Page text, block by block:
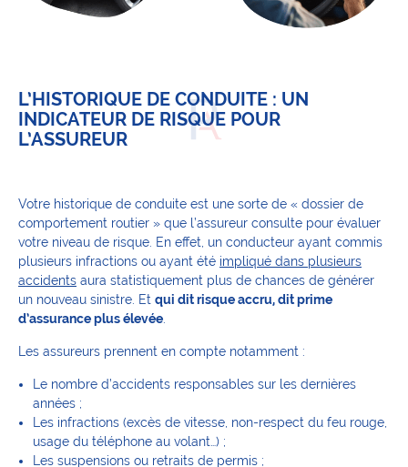
L’HISTORIQUE DE CONDUITE : UN
INDICATEUR DE RISQUE POUR
L’ASSUREUR
Votre historique de conduite est une sorte de « dossier de
comportement routier » que l’assureur consulte pour évaluer
votre niveau de risque. En effet, un conducteur ayant commis
plusieurs infractions ou ayant été impliqué dans plusieurs
accidents aura statistiquement plus de chances de générer
un nouveau sinistre. Et qui dit risque accru, dit prime
d’assurance plus élevée
Les assureurs prennent en compte notamment :
Le nombre d’accidents responsables sur les dernières
années ;
Les infractions (excès de vitesse, non-respect du feu rouge,
usage du téléphone au volant…) ;
Les suspensions ou retraits de permis ;